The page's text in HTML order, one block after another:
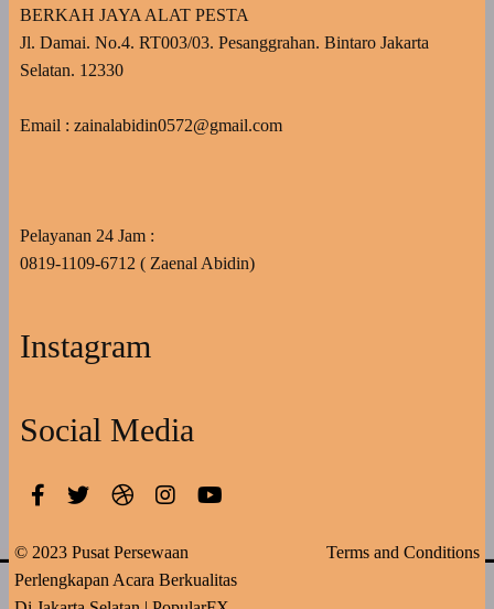
BERKAH JAYA ALAT PESTA
Jl. Damai. No.4. RT003/03. Pesanggrahan. Bintaro Jakarta
Selatan. 12330
Email : zainalabidin0572@gmail.com
Pelayanan 24 Jam :
0819-1109-6712 ( Zaenal Abidin)
Instagram
Social Media
© 2023 Pusat Persewaan
Perlengkapan Acara Berkualitas
Terms and Conditions